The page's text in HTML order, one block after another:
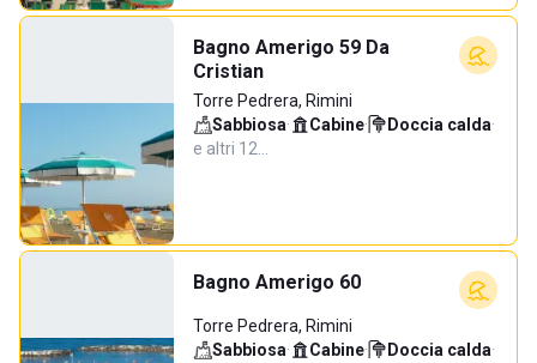
Bagno Amerigo 59 Da
Cristian
Torre Pedrera, Rimini
Sabbiosa· Cabine· Doccia calda·
e altri 12…
Bagno Amerigo 60
Torre Pedrera, Rimini
Sabbiosa· Cabine· Doccia calda·